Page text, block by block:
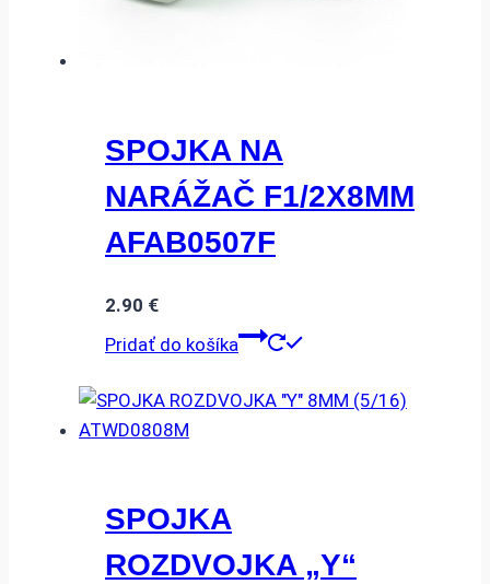
SPOJKA NA
NARÁŽAČ F1/2X8MM
AFAB0507F
2.90 €
Pridať do košíka
SPOJKA
ROZDVOJKA „Y“